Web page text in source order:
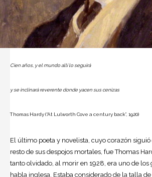
Cien años, y el mundo allí lo seguirá
y se inclinará reverente donde yacen sus cenizas
Thomas Hardy (“At Lulworth Cove a century back”, 1920)
El último poeta y novelista, cuyo corazón
resto de sus despojos mortales, fue Thomas
tanto olvidado, al morir en 1928, era uno de los
habla inglesa. Estaba considerado de la talla de